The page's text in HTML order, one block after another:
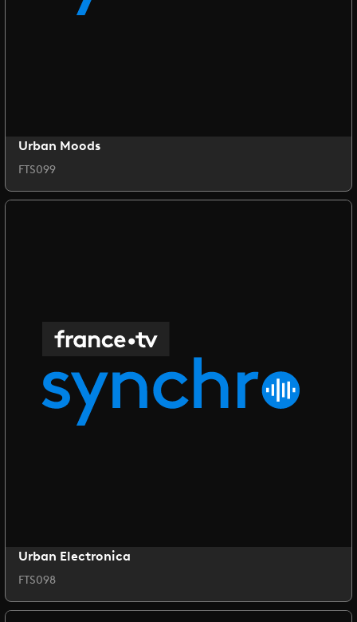
Urban Moods
FTS099
Urban Electronica
FTS098